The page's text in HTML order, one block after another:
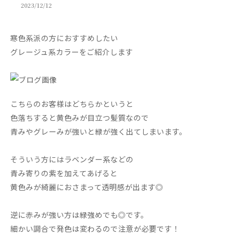
2023/12/12
寒色系派の方におすすめしたい
グレージュ系カラーをご紹介します
こちらのお客様はどちらかというと
色落ちすると黄色みが目立つ髪質なので
青みやグレーみが強いと緑が強く出てしまいます。
そういう方にはラベンダー系などの
青み寄りの紫を加えてあげると
黄色みが綺麗におさまって透明感が出ます◎
逆に赤みが強い方は緑強めでも◎です。
細かい調合で発色は変わるので注意が必要です！